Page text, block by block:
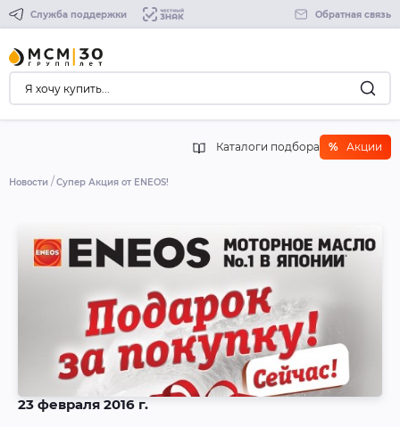
Служба поддержки Обратная связь
Каталоги подбора % Акции
Новости Супер Акция от ENEOS!
23 февраля 2016 г.